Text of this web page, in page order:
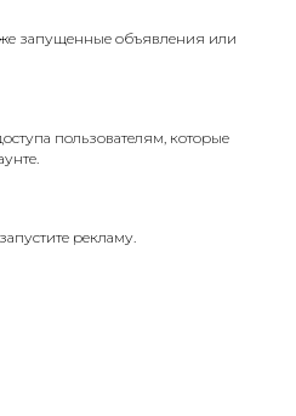
запущенные объявления или
пользователям, которые
рекламу.